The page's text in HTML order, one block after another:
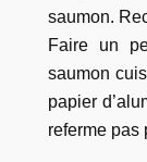
saumon.
Faire un
saumon
papier
referme pas